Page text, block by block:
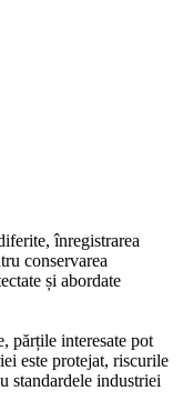
înregistrarea
conservarea
și abordate
părțile interesate pot
este protejat, riscurile
standardele industriei